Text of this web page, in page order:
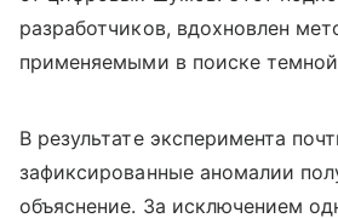
разработчиков, вдохновлен
применяемыми в поиске
В результате эксперимента
зафиксированные аномалии
объяснение. За исключением